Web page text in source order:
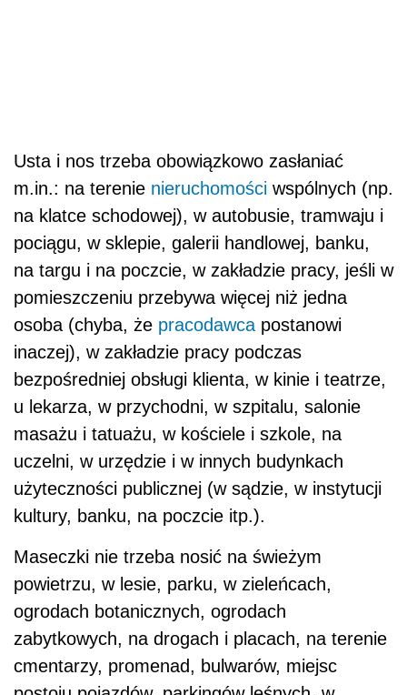
Usta i nos trzeba obowiązkowo zasłaniać
m.in.: na terenie nieruchomości wspólnych (np.
na klatce schodowej), w autobusie, tramwaju i
pociągu, w sklepie, galerii handlowej, banku,
na targu i na poczcie, w zakładzie pracy, jeśli w
pomieszczeniu przebywa więcej niż jedna
osoba (chyba, że pracodawca postanowi
inaczej), w zakładzie pracy podczas
bezpośredniej obsługi klienta, w kinie i teatrze,
u lekarza, w przychodni, w szpitalu, salonie
masażu i tatuażu, w kościele i szkole, na
uczelni, w urzędzie i w innych budynkach
użyteczności publicznej (w sądzie, w instytucji
kultury, banku, na poczcie itp.).
Maseczki nie trzeba nosić na świeżym
powietrzu, w lesie, parku, w zieleńcach,
ogrodach botanicznych, ogrodach
zabytkowych, na drogach i placach, na terenie
cmentarzy, promenad, bulwarów, miejsc